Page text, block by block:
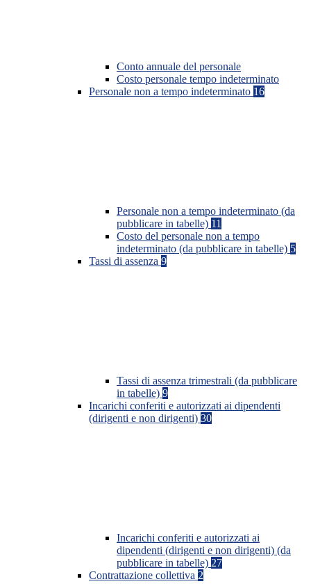
Conto annuale del personale
Costo personale tempo indeterminato
Personale non a tempo indeterminato 16
Personale non a tempo indeterminato (da
pubblicare in tabelle) 11
Costo del personale non a tempo
indeterminato (da pubblicare in tabelle) 5
Tassi di assenza 9
Tassi di assenza trimestrali (da pubblicare
in tabelle) 9
Incarichi conferiti e autorizzati ai dipendenti
(dirigenti e non dirigenti) 30
Incarichi conferiti e autorizzati ai
dipendenti (dirigenti e non dirigenti) (da
pubblicare in tabelle) 27
Contrattazione collettiva 2